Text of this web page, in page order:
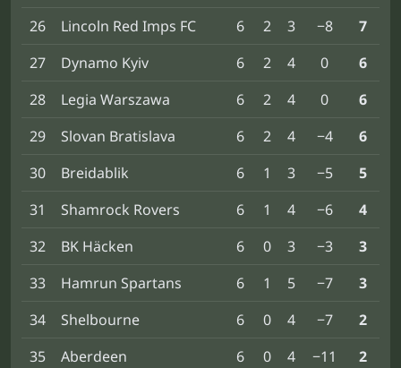
26
Lincoln Red Imps FC 6 2 3 −8
7
27
Dynamo Kyiv 6 2 4 0
6
28
Legia Warszawa 6 2 4 0
6
29
Slovan Bratislava 6 2 4 −4
6
30
Breidablik 6 1 3 −5
5
31
Shamrock Rovers 6 1 4 −6
4
32
BK Häcken 6 0 3 −3
3
33
Hamrun Spartans 6 1 5 −7
3
34
Shelbourne 6 0 4 −7
2
35
Aberdeen 6 0 4 −11 2